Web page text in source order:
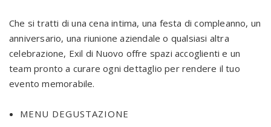
Che si tratti di una cena intima, una festa di compleanno, un
anniversario, una riunione aziendale o qualsiasi altra
celebrazione, Exil di Nuovo offre spazi accoglienti e un
team pronto a curare ogni dettaglio per rendere il tuo
evento memorabile.
MENU DEGUSTAZIONE